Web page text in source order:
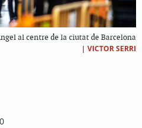
al centre de la ciutat de Barcelona
| VICTOR SERRI